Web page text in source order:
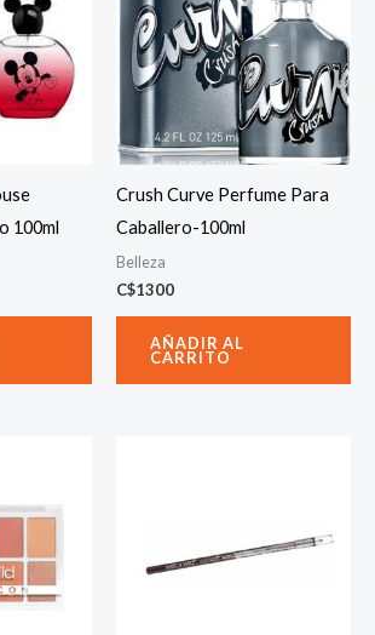
100ml
Crush Curve Perfume Para
Caballero-100ml
Belleza
C$1300
AÑADIR AL
CARRITO